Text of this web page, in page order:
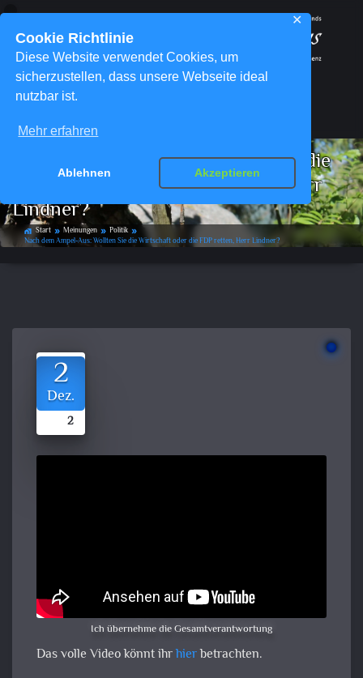
Cookie Richtlinie
Diese Website verwendet Cookies, um
sicherzustellen, dass unsere Webseite ideal
nutzbar ist.
Mehr erfahren
Ablehnen Akzeptieren
✕
Nach dem Ampel-Aus: Wollten Sie die
Wirtschaft oder die FDP retten, Herr
Lindner?
home_work Start double_arrow Meinungen double_arrow Politik double_arrow
Nach dem Ampel-Aus: Wollten Sie die Wirtschaft oder die FDP retten, Herr Lindner?
2
Dez.
2
Ich übernehme die Gesamtverantwortung
Das volle Video könnt ihrhierbetrachten.